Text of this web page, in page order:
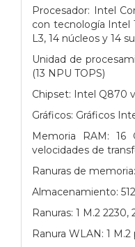
Procesador: Intel
con tecnología Intel
L3, 14 núcleos y 14
Unidad de
(13 NPU TOPS)
Chipset: Intel Q870
Gráficos: Gráficos
Memoria RAM: 16
velocidades de
Ranuras de
Almacenamiento:
Ranuras: 1 M.2 2230,
Ranura WLAN: 1